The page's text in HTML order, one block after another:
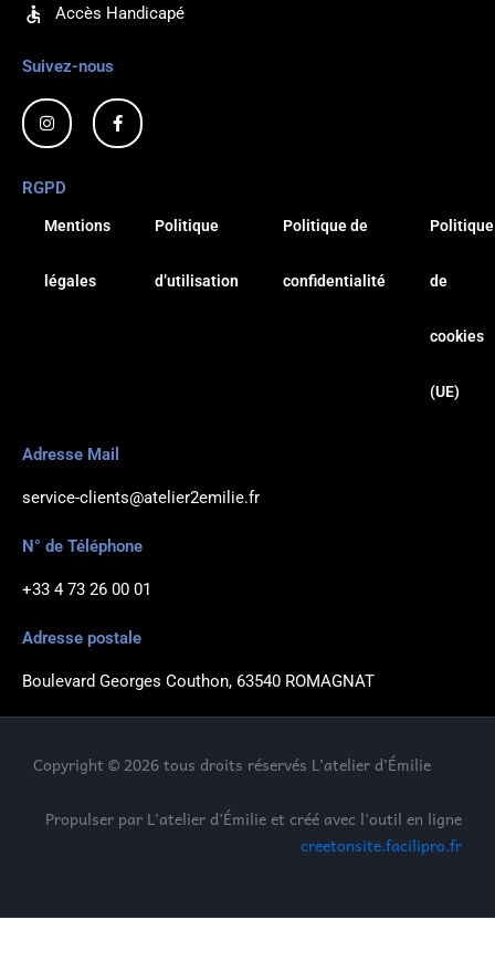
Accès Handicapé
Suivez-nous
I
n
t
g
a
m
F
a
c
e
RGPD
Mentions
légales
Politique
d’utilisation
Politique de
confidentialité
Politique
de
cookies
(UE)
Adresse Mail
service-clients@atelier2emilie.fr
N° de Téléphone
+33 4 73 26 00 01
Adresse postale
Boulevard Georges Couthon, 63540 ROMAGNAT
Copyright © 2026 tous droits réservés L’atelier d’Émilie
Propulser par L’atelier d’Émilie et créé avec l’outil en ligne
creetonsite.facilipro.fr